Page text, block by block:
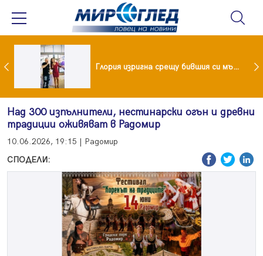
Мария и майка си построиха къща от 8000 стъклени бутилки Глория изригна срещу бившия си мъж: Беше със 120-килограмова жена! Искаше бърза печалба...
Над 300 изпълнители, нестинарски огън и древни
традиции оживяват в Радомир
10.06.2026, 19:15 | Радомир
СПОДЕЛИ: